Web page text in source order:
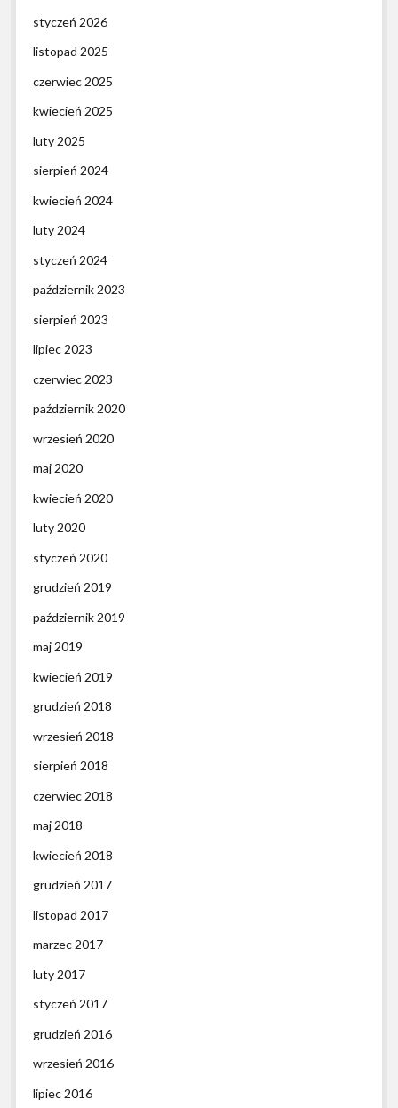
styczeń 2026
listopad 2025
czerwiec 2025
kwiecień 2025
luty 2025
sierpień 2024
kwiecień 2024
luty 2024
styczeń 2024
październik 2023
sierpień 2023
lipiec 2023
czerwiec 2023
październik 2020
wrzesień 2020
maj 2020
kwiecień 2020
luty 2020
styczeń 2020
grudzień 2019
październik 2019
maj 2019
kwiecień 2019
grudzień 2018
wrzesień 2018
sierpień 2018
czerwiec 2018
maj 2018
kwiecień 2018
grudzień 2017
listopad 2017
marzec 2017
luty 2017
styczeń 2017
grudzień 2016
wrzesień 2016
lipiec 2016